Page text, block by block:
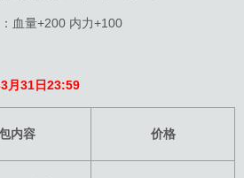
血量+200 内力+100
月31日23:59
内容 价格